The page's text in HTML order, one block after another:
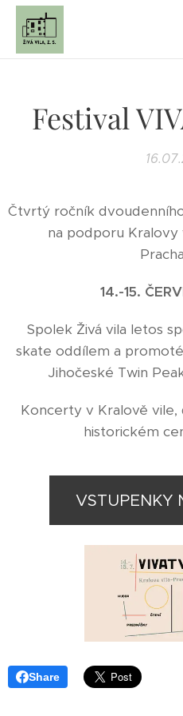
Festival
Čtvrtý ročník
na podporu Kralovy
14.-15.
Spolek Živá vila letos
skate oddílem a
Jihočeské Twin
Koncerty v Kralově
historickém
VSTUPENKY
Share